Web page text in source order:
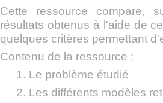
Cette ressource compare,
résultats obtenus à l'aide de
quelques critères permettant
Contenu de la ressource :
Le problème étudié
Les différents modèles